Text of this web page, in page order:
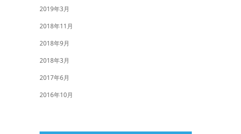
2019年3月
2018年11月
2018年9月
2018年3月
2017年6月
2016年10月